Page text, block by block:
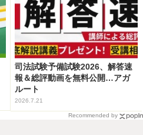
司法試験予備試験2026、解答速
報＆総評動画を無料公開…アガ
ルート
2026.7.21
Recommended by